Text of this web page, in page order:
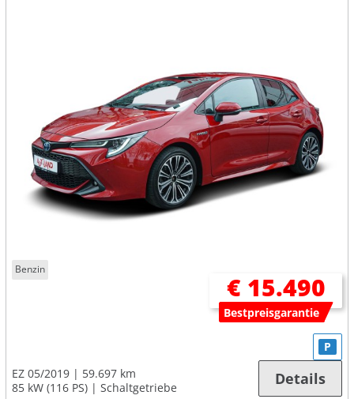
Benzin
€ 15.490
Bestpreisgarantie
EZ 05/2019
59.697 km
85 kW (116 PS)
Schaltgetriebe
P
Details